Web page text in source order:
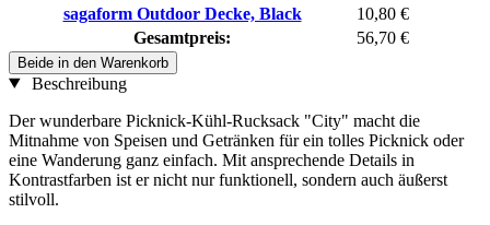
sagaform Outdoor Decke, Black
10,80 €
Gesamtpreis:
56,70 €
Beide in den Warenkorb
Beschreibung
Der wunderbare Picknick-Kühl-Rucksack "City" macht die
Mitnahme von Speisen und Getränken für ein tolles Picknick oder
eine Wanderung ganz einfach. Mit ansprechende Details in
Kontrastfarben ist er nicht nur funktionell, sondern auch äußerst
stilvoll.